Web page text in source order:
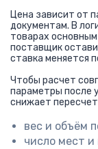
Цена зависит от
документам. В
товарах
поставщик
ставка меняется
Чтобы расчет
параметры после
снижает
вес и объём
число мест и